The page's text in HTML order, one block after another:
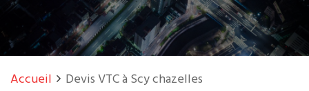
Accueil Devis VTC à Scy chazelles